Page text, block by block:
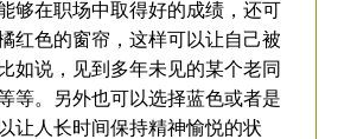
够在职场中取得好的成绩，还可
红色的窗帘，这样可以让自己被
如说，见到多年未见的某个老同
等。另外也可以选择蓝色或者是
让人长时间保持精神愉悦的状